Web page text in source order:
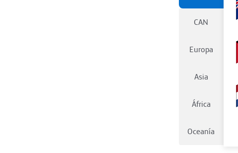
CAN
Europa
Asia
África
Oceanía